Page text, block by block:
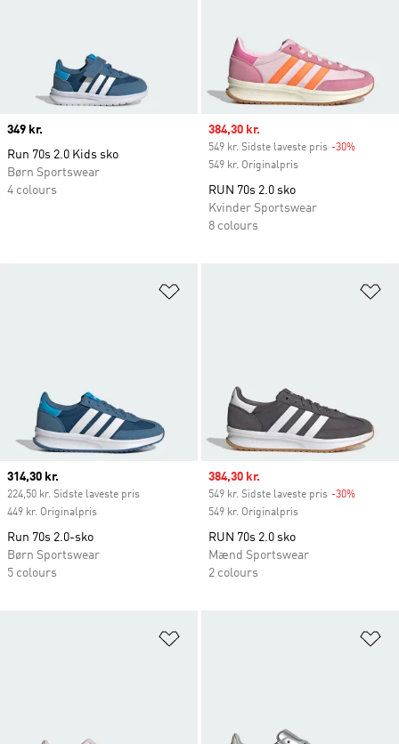
Price
349 kr.
Run 70s 2.0 Kids sko
Børn Sportswear
4 colours
Sale price
384,30 kr.
549 kr. Sidste laveste pris -30%
549 kr. Originalpris
RUN 70s 2.0 sko
Kvinder Sportswear
8 colours
Current price
314,30 kr.
224,50 kr. Sidste laveste pris
449 kr. Originalpris
Run 70s 2.0-sko
Børn Sportswear
5 colours
Sale price
384,30 kr.
549 kr. Sidste laveste pris -30%
549 kr. Originalpris
RUN 70s 2.0 sko
Mænd Sportswear
2 colours